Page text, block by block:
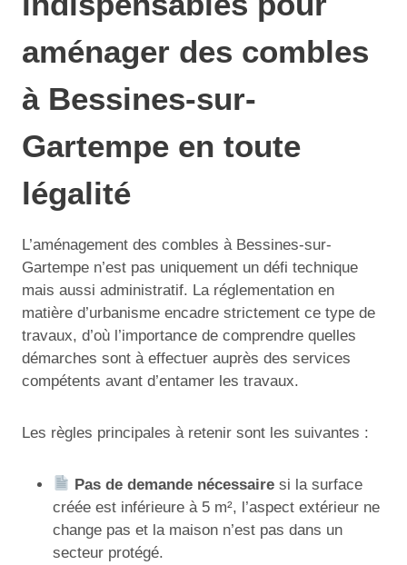
aménager des combles
à Bessines-sur-
Gartempe en toute
légalité
L’aménagement des combles à Bessines-sur-
Gartempe n’est pas uniquement un défi technique
mais aussi administratif. La réglementation en
matière d’urbanisme encadre strictement ce type de
travaux, d’où l’importance de comprendre quelles
démarches sont à effectuer auprès des services
compétents avant d’entamer les travaux.
Les règles principales à retenir sont les suivantes :
Pas de demande nécessaire si la surface
créée est inférieure à 5 m², l’aspect extérieur ne
change pas et la maison n’est pas dans un
secteur protégé.